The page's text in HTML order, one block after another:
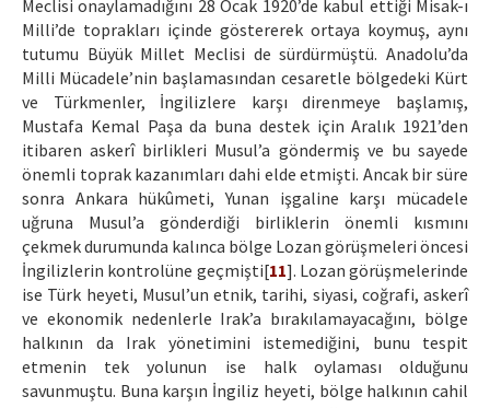
Meclisi onaylamadığını 28 Ocak 1920’de kabul ettiği Misak-ı
Milli’de toprakları içinde göstererek ortaya koymuş, aynı
tutumu Büyük Millet Meclisi de sürdürmüştü. Anadolu’da
Milli Mücadele’nin başlamasından cesaretle bölgedeki Kürt
ve Türkmenler, İngilizlere karşı direnmeye başlamış,
Mustafa Kemal Paşa da buna destek için Aralık 1921’den
itibaren askerî birlikleri Musul’a göndermiş ve bu sayede
önemli toprak kazanımları dahi elde etmişti. Ancak bir süre
sonra Ankara hükûmeti, Yunan işgaline karşı mücadele
uğruna Musul’a gönderdiği birliklerin önemli kısmını
çekmek durumunda kalınca bölge Lozan görüşmeleri öncesi
İngilizlerin kontrolüne geçmişti[11]. Lozan görüşmelerinde
ise Türk heyeti, Musul’un etnik, tarihi, siyasi, coğrafi, askerî
ve ekonomik nedenlerle Irak’a bırakılamayacağını, bölge
halkının da Irak yönetimini istemediğini, bunu tespit
etmenin tek yolunun ise halk oylaması olduğunu
savunmuştu. Buna karşın İngiliz heyeti, bölge halkının cahil